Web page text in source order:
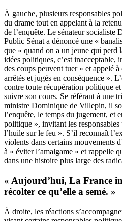
À gauche, plusieurs responsables
du drame tout en appelant à la
de l’enquête. Le sénateur socialiste
Public Sénat a dénoncé une «
que « quand on a un jeune qui perd
idées politiques, c’est inacceptable,
des coups peuvent tuer » et appelé
arrêtés et jugés en conséquence ».
contre toute récupération politique
suivre son cours. Se référant à une
ministre Dominique de Villepin, il
l’enquête, le temps du jugement, et
politique », invitant les
l’huile sur le feu ». S’il reconnaît
violents dans certains mouvements
à « éviter l’amalgame » et rappelle
dans une histoire plus large des
« Aujourd’hui, La France
récolter ce qu’elle a semé. »
À droite, les réactions